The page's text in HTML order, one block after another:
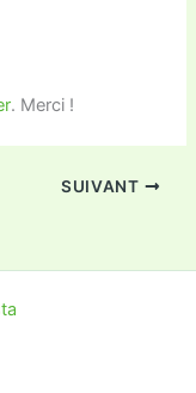
. Merci !
SUIVANT